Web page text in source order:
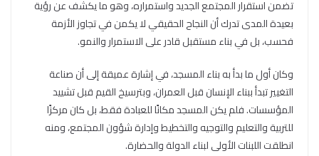
تضمن استقرار المجتمع الجديد واستمراره، وهو ما يكشف عن رؤية
بعيدة المدى تدرك أن النجاح الحقيقي لا يكمن في تجاوز الأزمة
فحسب، بل في بناء مستقبل قادر على الاستمرار والنمو.
وكان أول ما بدأ به بناء المسجد، في إشارة عميقة إلى أن صناعة
التغيير تبدأ ببناء الإنسان قبل العمران، وبترسيخ القيم قبل تشييد
المؤسسات. فلم يكن المسجد مكانًا للعبادة فقط، بل كان مركزًا
للتربية والتعليم والتوجيه والتخطيط وإدارة شؤون المجتمع، ومنه
انطلقت اللبنات الأولى لبناء الدولة والحضارة.